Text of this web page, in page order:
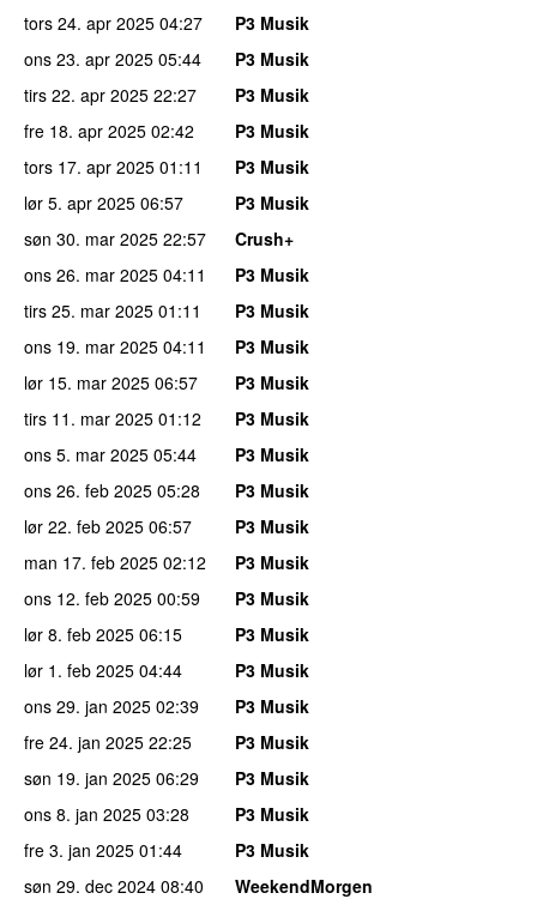
tors 24. apr 2025 04:27
P3 Musik
ons 23. apr 2025 05:44
P3 Musik
tirs 22. apr 2025 22:27
P3 Musik
fre 18. apr 2025 02:42
P3 Musik
tors 17. apr 2025 01:11
P3 Musik
lør 5. apr 2025 06:57
P3 Musik
søn 30. mar 2025 22:57
Crush+
ons 26. mar 2025 04:11
P3 Musik
tirs 25. mar 2025 01:11
P3 Musik
ons 19. mar 2025 04:11
P3 Musik
lør 15. mar 2025 06:57
P3 Musik
tirs 11. mar 2025 01:12
P3 Musik
ons 5. mar 2025 05:44
P3 Musik
ons 26. feb 2025 05:28
P3 Musik
lør 22. feb 2025 06:57
P3 Musik
man 17. feb 2025 02:12
P3 Musik
ons 12. feb 2025 00:59
P3 Musik
lør 8. feb 2025 06:15
P3 Musik
lør 1. feb 2025 04:44
P3 Musik
ons 29. jan 2025 02:39
P3 Musik
fre 24. jan 2025 22:25
P3 Musik
søn 19. jan 2025 06:29
P3 Musik
ons 8. jan 2025 03:28
P3 Musik
fre 3. jan 2025 01:44
P3 Musik
søn 29. dec 2024 08:40
WeekendMorgen